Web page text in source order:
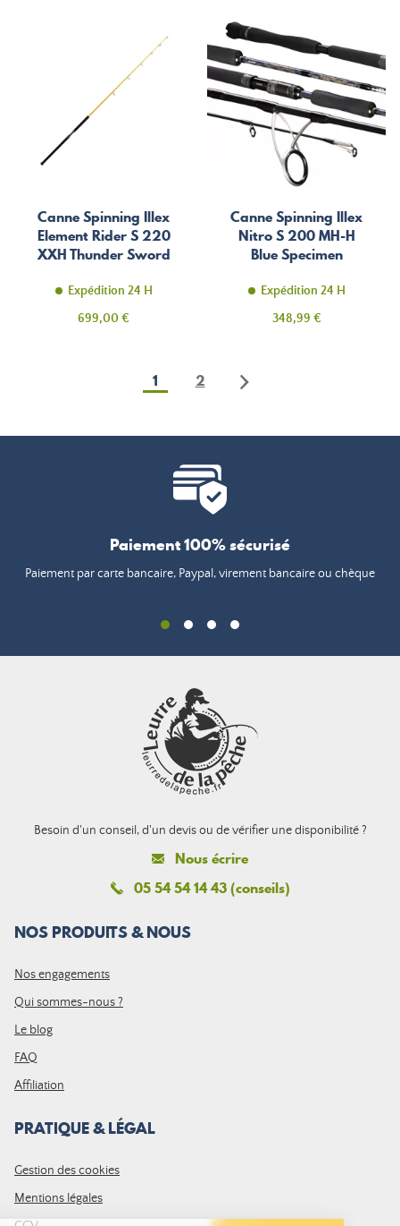
Canne Spinning Illex
Element Rider S 220
XXH Thunder Sword
Expédition 24 H
Prix
699,00 €
Canne Spinning Illex
Nitro S 200 MH-H
Blue Specimen
Expédition 24 H
Prix
348,99 €
1 2
Paiement 100% sécurisé
Paiement par carte bancaire, Paypal, virement bancaire ou chèque
Besoin d'un conseil, d'un devis ou de vérifier une disponibilité ?
Nous écrire
05 54 54 14 43 (conseils)
NOS PRODUITS & NOUS
Nos engagements
Qui sommes-nous ?
Le blog
FAQ
Affiliation
PRATIQUE & LÉGAL
Gestion des cookies
Mentions légales